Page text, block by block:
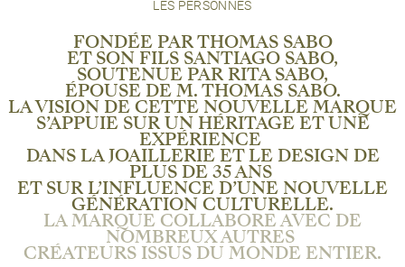
LES PERSONNES
FONDÉE PAR THOMAS SABO
ET SON FILS SANTIAGO SABO,
SOUTENUE PAR RITA SABO,
ÉPOUSE DE M. THOMAS SABO.
LA VISION DE CETTE NOUVELLE MARQUE
S’APPUIE SUR UN HÉRITAGE ET UNE
EXPÉRIENCE
DANS LA JOAILLERIE ET LE DESIGN DE
PLUS DE 35 ANS
ET SUR L’INFLUENCE D’UNE NOUVELLE
GÉNÉRATION CULTURELLE.
LA MARQUE COLLABORE AVEC DE
NOMBREUX AUTRES
CRÉATEURS ISSUS DU MONDE ENTIER.